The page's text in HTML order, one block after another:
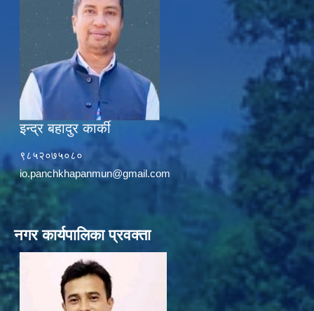
इन्द्र बहादुर कार्की
९८५२०७५०८०
io.panchkhapanmun@gmail.com
नगर कार्यपालिका प्रवक्ता